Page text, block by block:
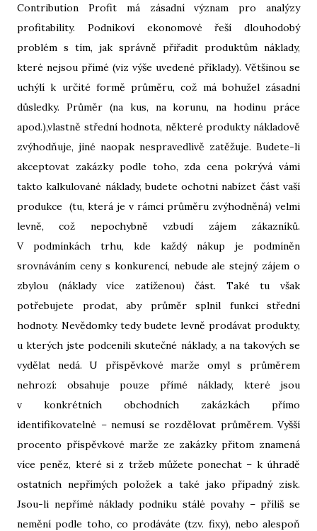
Contribution Profit má zásadní význam pro analýzy
profitability. Podnikoví ekonomové řeší dlouhodobý
problém s tím, jak správně přiřadit produktům náklady,
které nejsou přímé (viz výše uvedené příklady). Většinou se
uchýlí k určité formě průměru, což má bohužel zásadní
důsledky. Průměr (na kus, na korunu, na hodinu práce
apod.),vlastně střední hodnota, některé produkty nákladově
zvýhodňuje, jiné naopak nespravedlivě zatěžuje. Budete-li
akceptovat zakázky podle toho, zda cena pokrývá vámi
takto kalkulované náklady, budete ochotni nabízet část vaší
produkce (tu, která je v rámci průměru zvýhodněná) velmi
levně, což nepochybně vzbudí zájem zákazníků.
V podmínkách trhu, kde každý nákup je podmíněn
srovnáváním ceny s konkurencí, nebude ale stejný zájem o
zbylou (náklady více zatíženou) část. Také tu však
potřebujete prodat, aby průměr splnil funkci střední
hodnoty. Nevědomky tedy budete levně prodávat produkty,
u kterých jste podcenili skutečné náklady, a na takových se
vydělat nedá. U příspěvkové marže omyl s průměrem
nehrozí: obsahuje pouze přímé náklady, které jsou
v konkrétních obchodních zakázkách přímo
identifikovatelné – nemusí se rozdělovat průměrem. Vyšší
procento příspěvkové marže ze zakázky přitom znamená
více peněz, které si z tržeb můžete ponechat – k úhradě
ostatních nepřímých položek a také jako případný zisk.
Jsou-li nepřímé náklady podniku stálé povahy – příliš se
nemění podle toho, co prodáváte (tzv. fixy), nebo alespoň